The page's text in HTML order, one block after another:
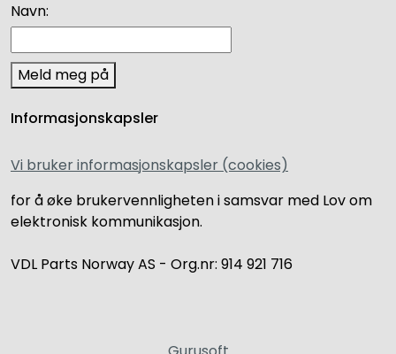
Navn:
Meld meg på
Informasjonskapsler
Vi bruker informasjonskapsler (cookies)
for å øke brukervennligheten i samsvar med Lov om
elektronisk kommunikasjon.
VDL Parts Norway AS - Org.nr: 914 921 716